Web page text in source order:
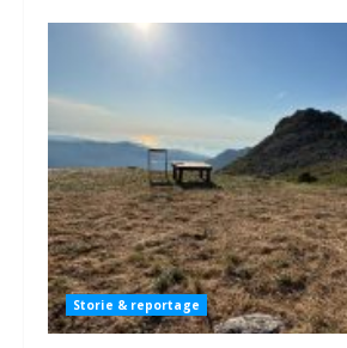
Storie & reportage